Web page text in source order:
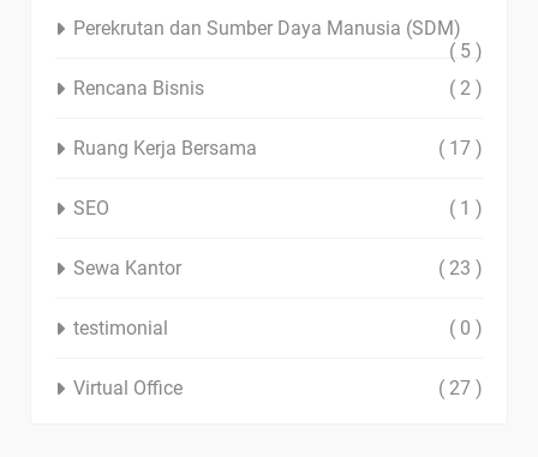
Perekrutan dan Sumber Daya Manusia (SDM)
( 5 )
Rencana Bisnis
( 2 )
Ruang Kerja Bersama ( 17 )
SEO ( 1 )
Sewa Kantor ( 23 )
testimonial ( 0 )
Virtual Office ( 27 )